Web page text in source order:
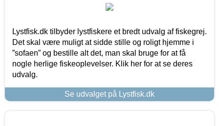
Lystfisk.dk tilbyder lystfiskere et bredt udvalg af fiskegrej.
Det skal være muligt at sidde stille og roligt hjemme i
”sofaen” og bestille alt det, man skal bruge for at få
nogle herlige fiskeoplevelser. Klik her for at se deres
udvalg.
Se udvalget på Lystfisk.dk